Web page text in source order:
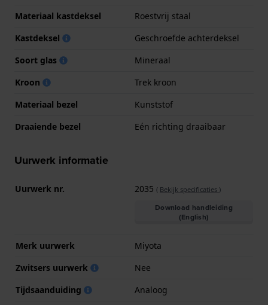
Materiaal kastdeksel
Roestvrij staal
Kastdeksel
Geschroefde achterdeksel
Soort glas
Mineraal
Kroon
Trek kroon
Materiaal bezel
Kunststof
Draaiende bezel
Eén richting draaibaar
Uurwerk informatie
Uurwerk nr. 2035 ( Bekijk specificaties )
Download handleiding
(English)
Merk uurwerk
Miyota
Zwitsers uurwerk
Nee
Tijdsaanduiding
Analoog